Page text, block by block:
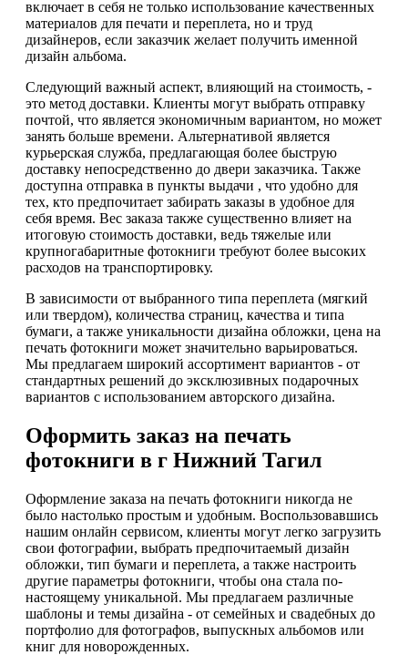
включает в себя не только использование качественных
материалов для печати и переплета, но и труд
дизайнеров, если заказчик желает получить именной
дизайн альбома.
Следующий важный аспект, влияющий на стоимость, -
это метод доставки. Клиенты могут выбрать отправку
почтой, что является экономичным вариантом, но может
занять больше времени. Альтернативой является
курьерская служба, предлагающая более быструю
доставку непосредственно до двери заказчика. Также
доступна отправка в пункты выдачи , что удобно для
тех, кто предпочитает забирать заказы в удобное для
себя время. Вес заказа также существенно влияет на
итоговую стоимость доставки, ведь тяжелые или
крупногабаритные фотокниги требуют более высоких
расходов на транспортировку.
В зависимости от выбранного типа переплета (мягкий
или твердом), количества страниц, качества и типа
бумаги, а также уникальности дизайна обложки, цена на
печать фотокниги может значительно варьироваться.
Мы предлагаем широкий ассортимент вариантов - от
стандартных решений до эксклюзивных подарочных
вариантов с использованием авторского дизайна.
Оформить заказ на печать
фотокниги в г Нижний Тагил
Оформление заказа на печать фотокниги никогда не
было настолько простым и удобным. Воспользовавшись
нашим онлайн сервисом, клиенты могут легко загрузить
свои фотографии, выбрать предпочитаемый дизайн
обложки, тип бумаги и переплета, а также настроить
другие параметры фотокниги, чтобы она стала по-
настоящему уникальной. Мы предлагаем различные
шаблоны и темы дизайна - от семейных и свадебных до
портфолио для фотографов, выпускных альбомов или
книг для новорожденных.